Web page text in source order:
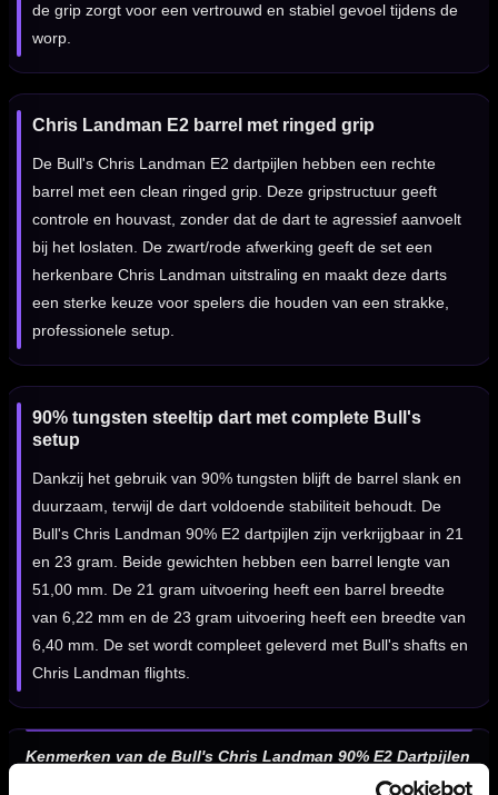
de grip zorgt voor een vertrouwd en stabiel gevoel tijdens de
worp.
Chris Landman E2 barrel met ringed grip
De Bull's Chris Landman E2 dartpijlen hebben een rechte
barrel met een clean ringed grip. Deze gripstructuur geeft
controle en houvast, zonder dat de dart te agressief aanvoelt
bij het loslaten. De zwart/rode afwerking geeft de set een
herkenbare Chris Landman uitstraling en maakt deze darts
een sterke keuze voor spelers die houden van een strakke,
professionele setup.
90% tungsten steeltip dart met complete Bull's
setup
Dankzij het gebruik van 90% tungsten blijft de barrel slank en
duurzaam, terwijl de dart voldoende stabiliteit behoudt. De
Bull's Chris Landman 90% E2 dartpijlen zijn verkrijgbaar in 21
en 23 gram. Beide gewichten hebben een barrel lengte van
51,00 mm. De 21 gram uitvoering heeft een barrel breedte
van 6,22 mm en de 23 gram uitvoering heeft een breedte van
6,40 mm. De set wordt compleet geleverd met Bull's shafts en
Chris Landman flights.
Kenmerken van de Bull's Chris Landman 90% E2 Dartpijlen